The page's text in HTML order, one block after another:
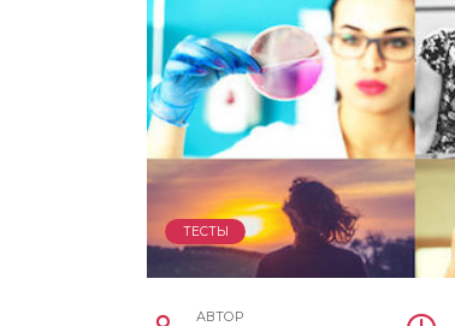
ТЕСТЫ
АВТОР